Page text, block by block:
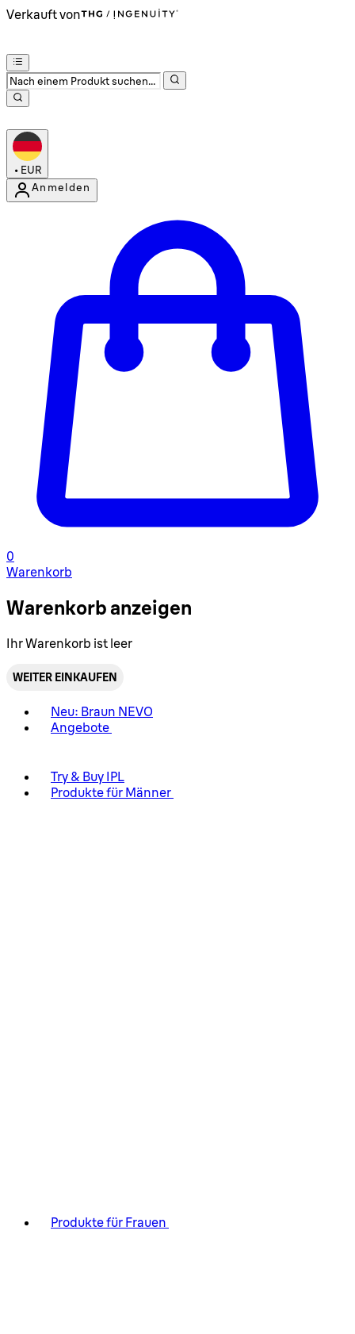
Verkauft von
• EUR
Anmelden
0
Warenkorb
Warenkorb anzeigen
Ihr Warenkorb ist leer
WEITER EINKAUFEN
Neu: Braun NEVO
Angebote
Try & Buy IPL
Produkte für Männer
Produkte für Frauen